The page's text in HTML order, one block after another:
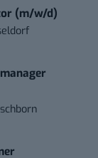
(m/w/d)